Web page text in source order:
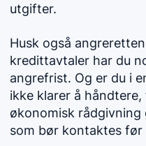
utgifter.
Husk også
kredittavtaler har du
angrefrist. Og er du i
ikke klarer å
økonomisk
som bør kontaktes før